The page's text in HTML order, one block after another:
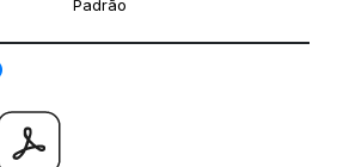
Padrão
Saiba como utilizar os nossos gabaritos